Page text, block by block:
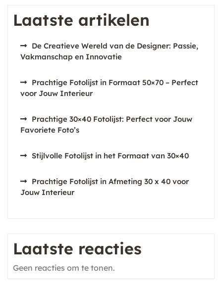
Laatste artikelen
De Creatieve Wereld van de Designer: Passie,
Vakmanschap en Innovatie
Prachtige Fotolijst in Formaat 50×70 – Perfect
voor Jouw Interieur
Prachtige 30×40 Fotolijst: Perfect voor Jouw
Favoriete Foto’s
Stijlvolle Fotolijst in het Formaat van 30×40
Prachtige Fotolijst in Afmeting 30 x 40 voor
Jouw Interieur
Laatste reacties
Geen reacties om te tonen.